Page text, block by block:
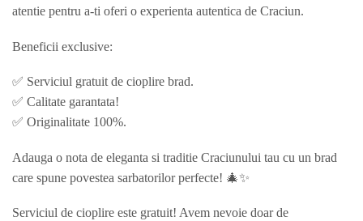
atentie pentru a-ti oferi o experienta autentica de Craciun.
Beneficii exclusive:
✅ Serviciul gratuit de cioplire brad.
✅ Calitate garantata!
✅ Originalitate 100%.
Adauga o nota de eleganta si traditie Craciunului tau cu un brad
care spune povestea sarbatorilor perfecte! 🎄✨
Serviciul de cioplire este gratuit! Avem nevoie doar de